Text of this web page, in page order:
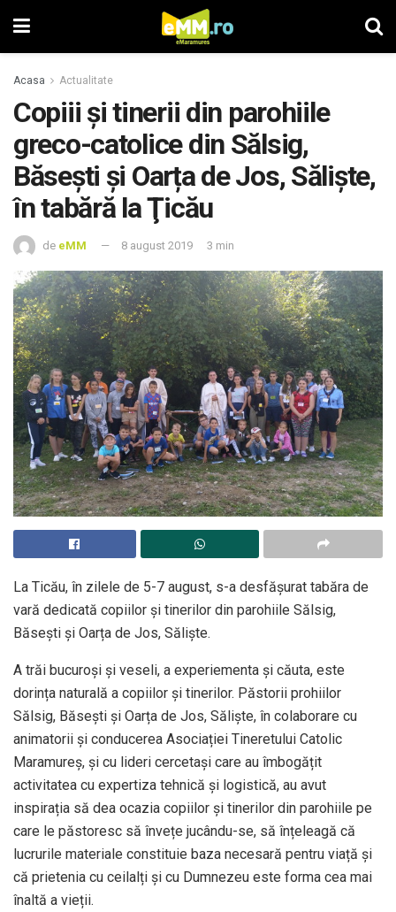
Acasa Actualitate
Copiii și tinerii din parohiile
greco-catolice din Sălsig,
Băsești și Oarța de Jos, Săliște,
în tabără la Ţicău
de eMM 8 august 2019 3 min
La Ticău, în zilele de 5-7 august, s-a desfăşurat tabăra de
vară dedicată copiilor și tinerilor din parohiile Sălsig,
Băsești și Oarța de Jos, Săliște.
A trăi bucuroși și veseli, a experiementa și căuta, este
dorința naturală a copiilor și tinerilor. Păstorii prohiilor
Sălsig, Băsești și Oarța de Jos, Săliște, în colaborare cu
animatorii și conducerea Asociației Tineretului Catolic
Maramureș, și cu lideri cercetași care au îmbogățit
activitatea cu expertiza tehnică și logistică, au avut
inspirația să dea ocazia copiilor și tinerilor din parohiile pe
care le păstoresc să învețe jucându-se, să înțeleagă că
lucrurile materiale constituie baza necesară pentru viață și
că prietenia cu ceilalți și cu Dumnezeu este forma cea mai
înaltă a vieții.